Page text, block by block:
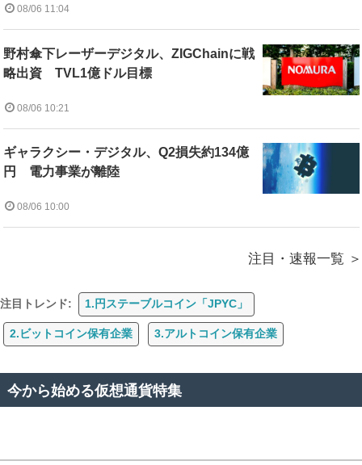
08/06 11:04
野村傘下レーザーデジタル、ZIGChainに戦
略出資 TVL1億ドル目標
08/06 10:21
ギャラクシー・デジタル、Q2損失約134億
円 電力事業が離陸
08/06 10:00
注目・速報一覧
注目トレンド: 1.円ステーブルコイン「JPYC」
2.ビットコイン保有企業 3.アルトコイン保有企業
今から始める仮想通貨特集